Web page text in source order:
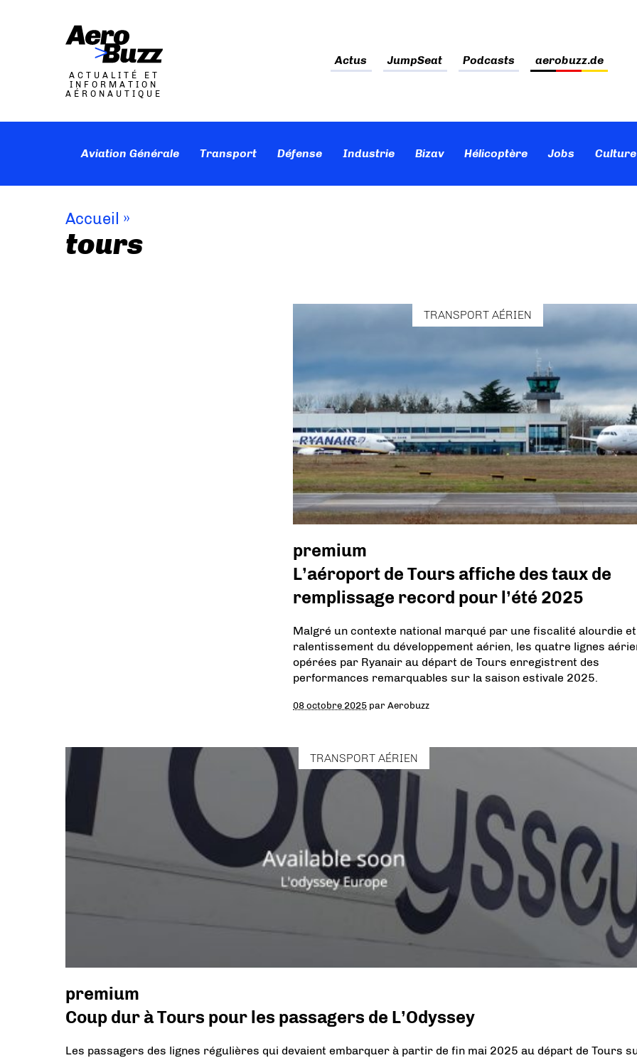
ACTUALITÉ ET
INFORMATION
AÉRONAUTIQUE
Actus JumpSeat Podcasts aerobuzz.de
Aviation Générale Transport Défense Industrie Bizav Hélicoptère Jobs
Accueil »
tours
TRANSPORT AÉRIEN
premium
L’aéroport de Tours affiche des taux de
remplissage record pour l’été 2025
Malgré un contexte national marqué par une fiscalité alourdie
ralentissement du développement aérien, les quatre lignes
opérées par Ryanair au départ de Tours enregistrent des
performances remarquables sur la saison estivale 2025.
08 octobre 2025 parAerobuzz
TRANSPORT AÉRIEN
premium
Coup dur à Tours pour les passagers de L’Odyssey
Les passagers des lignes régulières qui devaient embarquer à partir de fin mai 2025 au départ de Tours